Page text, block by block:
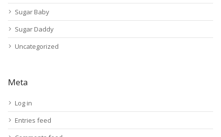
Sugar Baby
Sugar Daddy
Uncategorized
Meta
Log in
Entries feed